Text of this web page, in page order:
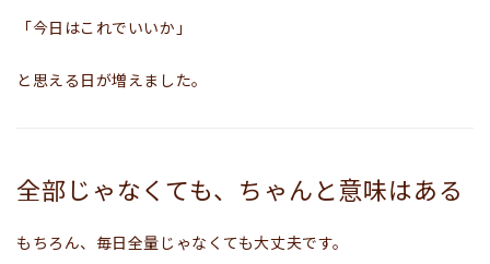
「今日はこれでいいか」
と思える日が増えました。
全部じゃなくても、ちゃんと意味はある
もちろん、毎日全量じゃなくても大丈夫です。